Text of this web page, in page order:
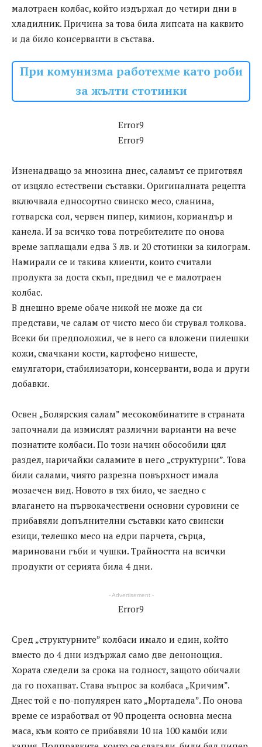
малотраен колбас, който издържал до четири дни в
хладилник. Причина за това била липсата на каквито
и да било консерванти в състава.
При комунизма работехме като роби
за жълти стотинки
Error9
Error9
Изненадващо за мнозина днес, саламът се приготвял
от изцяло естествени съставки. Оригиналната рецепта
включвала едносортно свинско месо, сланина,
готварска сол, червен пипер, кимион, кориандър и
канела. И за всичко това потребителите по онова
време заплащали едва 3 лв. и 20 стотинки за килограм.
Намирали се и такива клиенти, които считали
продукта за доста скъп, предвид че е малотраен
колбас.
В днешно време обаче никой не може да си
представи, че салам от чисто месо би струвал толкова.
Всеки би предположил, че в него са вложени пилешки
кожи, смачкани кости, картофено нишесте,
емулгатори, стабилизатори, консерванти, вода и други
добавки.
Освен „Болярския салам” месокомбинатите в страната
започнали да измислят различни варианти на вече
познатите колбаси. По този начин обособили цял
раздел, наричайки саламите в него „структурни”. Това
били салами, чиято разрезна повърхност имала
мозаечен вид. Новото в тях било, че заедно с
влагането на първокачествени основни суровини се
прибавяли допълнителни съставки като свински
езици, телешко месо на едри парчета, сърца,
мариновани гъби и чушки. Трайността на всички
продукти от серията била 4 дни.
- Advertisement -
Error9
Сред „структурните” колбаси имало и един, който
вместо до 4 дни издържал само две денонощия.
Хората следели за срока на годност, защото обичали
да го похапват. Става въпрос за колбаса „Кричим”.
Днес той е по-популярен като „Мортадела”. По онова
време се изработвал от 90 процента основна месна
маса, към която се прибавяли 10 на 100 камби или